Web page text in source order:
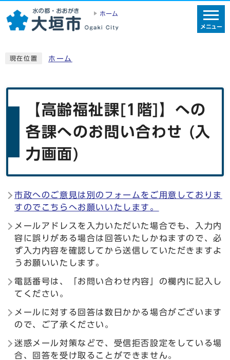
ホーム
メニュー
現在位置 ホーム
【高齢福祉課[1階]】への
各課へのお問い合わせ (入
力画面)
市政へのご意見は別のフォームをご用意しておりま
すのでこちらへお願いいたします。
メールアドレスを入力いただいた場合でも、入力内
容に誤りがある場合は回答いたしかねますので、必
ず入力内容を確認してから送信していただきますよ
うお願いいたします。
電話番号は、「お問い合わせ内容」の欄内に記入し
てください。
メールに対する回答は数日かかる場合がございます
ので、ご了承ください。
迷惑メール対策などで、受信拒否設定をしている場
合、回答を受け取ることができません。